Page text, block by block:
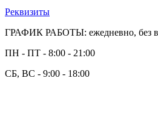
Реквизиты
ГРАФИК РАБОТЫ: ежедневно, без
ПН - ПТ - 8:00 - 21:00
СБ, ВС - 9:00 - 18:00